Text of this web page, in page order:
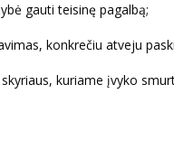
gauti teisinę pagalbą;
konkrečiu atveju
kuriame įvyko